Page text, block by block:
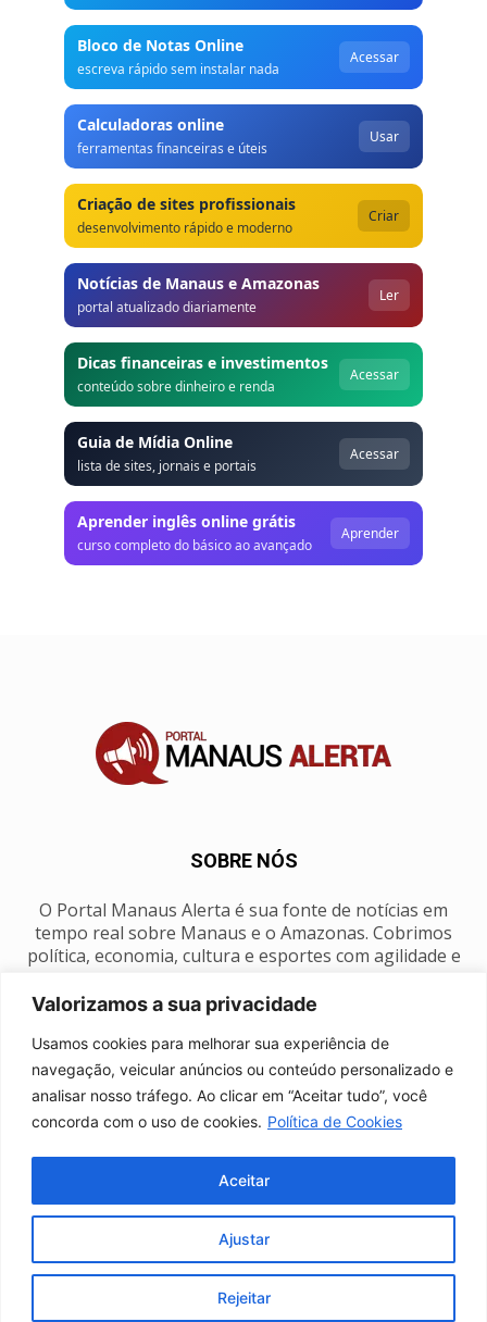
Valorizamos a sua privacidade
Usamos cookies para melhorar sua experiência de
navegação, veicular anúncios ou conteúdo personalizado e
analisar nosso tráfego. Ao clicar em “Aceitar tudo”, você
concorda com o uso de cookies. Política de Cookies
Ajustar
Rejeitar
Aceitar
Bloco de Notas Online
escreva rápido sem instalar nada
Acessar
Calculadoras online
ferramentas financeiras e úteis
Usar
Criação de sites profissionais
desenvolvimento rápido e moderno
Criar
Notícias de Manaus e Amazonas
portal atualizado diariamente
Ler
Dicas financeiras e investimentos
conteúdo sobre dinheiro e renda
Acessar
Guia de Mídia Online
lista de sites, jornais e portais
Acessar
Aprender inglês online grátis
curso completo do básico ao avançado
Aprender
SOBRE NÓS
O Portal Manaus Alerta é sua fonte de notícias em
tempo real sobre Manaus e o Amazonas. Cobrimos
política, economia, cultura e esportes com agilidade e
SIGA-NOS
Fale conosco
Manaus Clima